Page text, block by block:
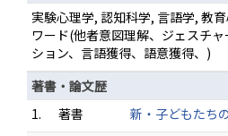
実験心理学, 認知科学, 言語学, 教
ワード(他者意図理解、ジェスチ
ション、言語獲得、語意獲得、)
著書・論文歴
1.
著書
新・子どもたち